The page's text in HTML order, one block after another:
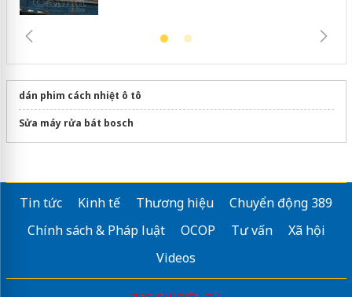
dán phim cách nhiệt ô tô
Sửa máy rửa bát bosch
Tin tức Kinh tế Thương hiệu
Chuyển động 389
Chính sách & Pháp luật
OCOP Tư vấn
Xã hội
Videos